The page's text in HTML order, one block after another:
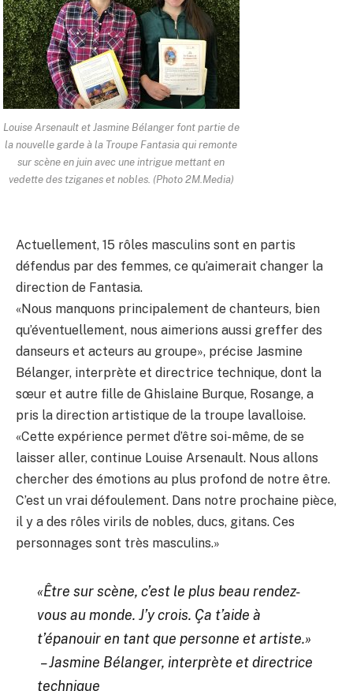
Louise Arsenault et Jasmine Bélanger font partie de
la nouvelle garde à la Troupe Fantasia qui remonte
sur scène en juin avec une intrigue mettant en
vedette des tziganes et nobles. (Photo 2M.Media)
Actuellement, 15 rôles masculins sont en partis
défendus par des femmes, ce qu’aimerait changer la
direction de Fantasia.
«Nous manquons principalement de chanteurs, bien
qu’éventuellement, nous aimerions aussi greffer des
danseurs et acteurs au groupe», précise Jasmine
Bélanger, interprète et directrice technique, dont la
sœur et autre fille de Ghislaine Burque, Rosange, a
pris la direction artistique de la troupe lavalloise.
«Cette expérience permet d’être soi-même, de se
laisser aller, continue Louise Arsenault. Nous allons
chercher des émotions au plus profond de notre être.
C’est un vrai défoulement. Dans notre prochaine pièce,
il y a des rôles virils de nobles, ducs, gitans. Ces
personnages sont très masculins.»
«Être sur scène, c’est le plus beau rendez-
vous au monde. J’y crois. Ça t’aide à
t’épanouir en tant que personne et artiste.»
– Jasmine Bélanger, interprète et directrice
technique